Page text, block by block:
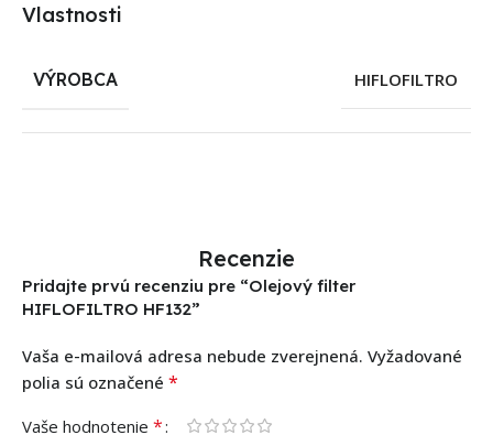
Vlastnosti
VÝROBCA HIFLOFILTRO
Recenzie
Pridajte prvú recenziu pre “Olejový filter
HIFLOFILTRO HF132”
Vaša e-mailová adresa nebude zverejnená. Vyžadované
polia sú označené *
Vaše hodnotenie *